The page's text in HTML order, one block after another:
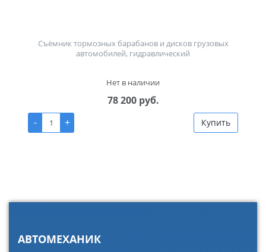
Съёмник тормозных барабанов и дисков грузовых
автомобилей, гидравлический
Нет в наличии
78 200 руб.
-
+ Купить
АВТОМЕХАНИК